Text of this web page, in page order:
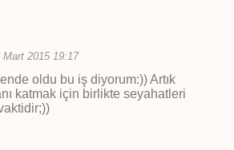
Mart 2015 19:17
oldu bu iş diyorum:)) Artık
katmak için birlikte seyahatleri